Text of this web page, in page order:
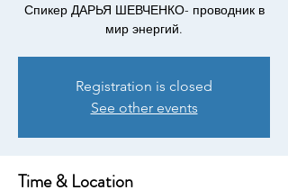
Спикер ДАРЬЯ ШЕВЧЕНКО- проводник в
мир энергий.
Registration is closed
See other events
Time & Location